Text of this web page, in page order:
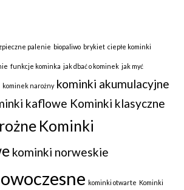
palenie biopaliwo brykiet ciepłe kominki
funkcje kominka jak dbać o kominek jak myć
kominek narożny kominki akumulacyjne
kaflowe Kominki klasyczne
Kominki
kominki norweskie
kominki otwarte Kominki